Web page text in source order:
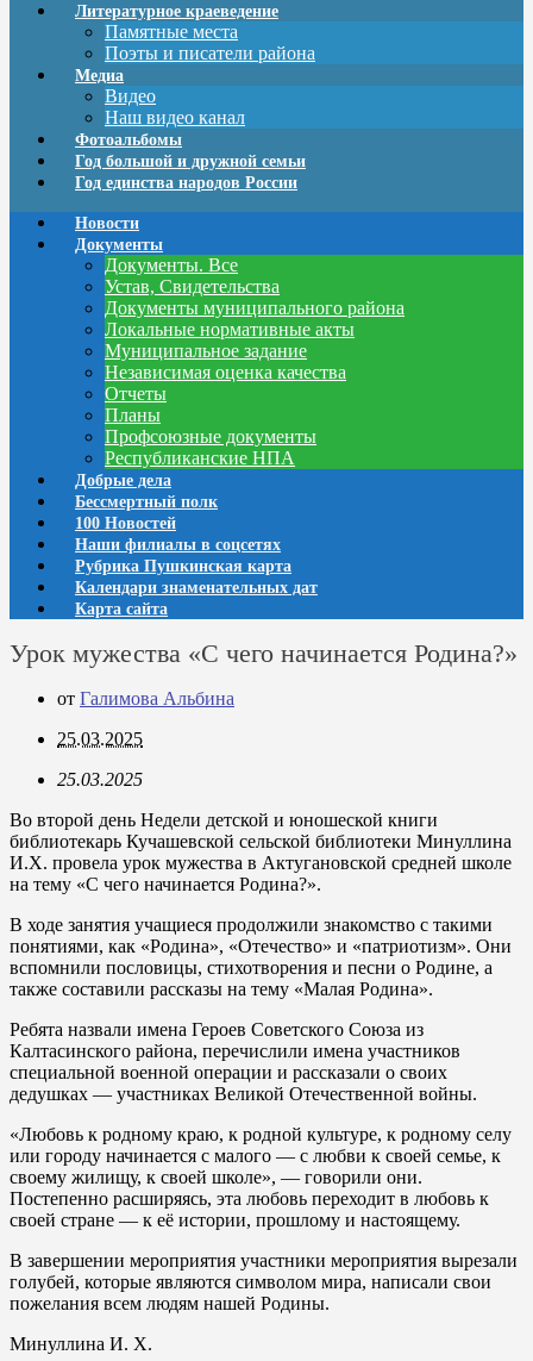
Литературное краеведение
Памятные места
Поэты и писатели района
Медиа
Видео
Наш видео канал
Фотоальбомы
Год большой и дружной семьи
Год единства народов России
Новости
Документы
Документы. Все
Устав, Свидетельства
Документы муниципального района
Локальные нормативные акты
Муниципальное задание
Независимая оценка качества
Отчеты
Планы
Профсоюзные документы
Республиканские НПА
Добрые дела
Бессмертный полк
100 Новостей
Наши филиалы в соцсетях
Рубрика Пушкинская карта
Календари знаменательных дат
Карта сайта
Урок мужества «С чего начинается Родина?»
от Галимова Альбина
25.03.2025
25.03.2025
Во второй день Недели детской и юношеской книги
библиотекарь Кучашевской сельской библиотеки Минуллина
И.Х. провела урок мужества в Актугановской средней школе
на тему «С чего начинается Родина?».
В ходе занятия учащиеся продолжили знакомство с такими
понятиями, как «Родина», «Отечество» и «патриотизм». Они
вспомнили пословицы, стихотворения и песни о Родине, а
также составили рассказы на тему «Малая Родина».
Ребята назвали имена Героев Советского Союза из
Калтасинского района, перечислили имена участников
специальной военной операции и рассказали о своих
дедушках — участниках Великой Отечественной войны.
«Любовь к родному краю, к родной культуре, к родному селу
или городу начинается с малого — с любви к своей семье, к
своему жилищу, к своей школе», — говорили они.
Постепенно расширяясь, эта любовь переходит в любовь к
своей стране — к её истории, прошлому и настоящему.
В завершении мероприятия участники мероприятия вырезали
голубей, которые являются символом мира, написали свои
пожелания всем людям нашей Родины.
Минуллина И. Х.